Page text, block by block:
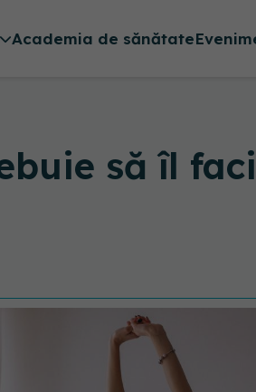
Academia de sănătate
să îl